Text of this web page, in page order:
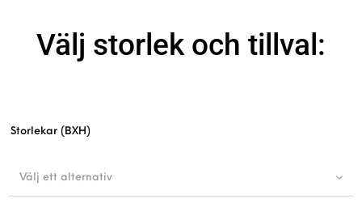
Välj storlek och tillval:
Storlekar (BXH)
Välj ett alternativ